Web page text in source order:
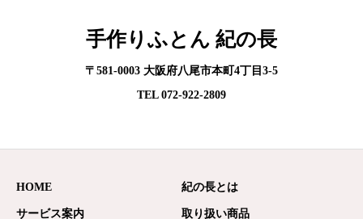
手作りふとん 紀の長
〒581-0003 大阪府八尾市本町4丁目3-5
TEL 072-922-2809
HOME 紀の長とは
サービス案内 取り扱い商品